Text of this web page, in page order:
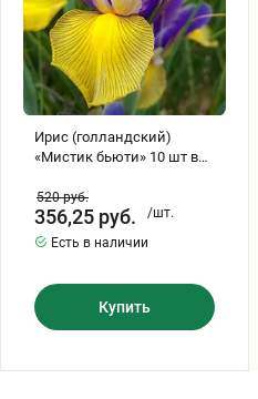
Зелень и пряные травы
Ирис (голландский)
«Мистик бьюти» 10 шт в
520руб.
356,25 руб.
/шт.
Есть в наличии
Купить